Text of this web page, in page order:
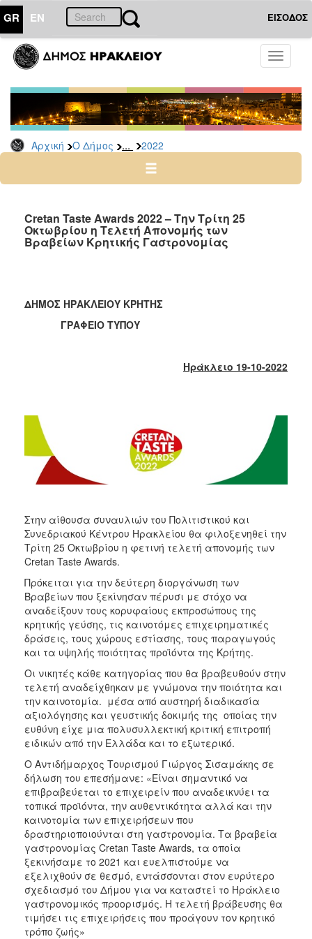
GR EN ΕΙΣΟΔΟΣ
Toggle
Αρχική Ο Δήμος ... 2022
ΔΗΜΟΣ
Δελτία
Τύπου
Αρχείο
2026
2024
2022
2021
2010
2006
ΤΟΠΟΣ
ΠΟΛΙΤΙΣΜΟΣ
ΑΝΘΕΚΤΙΚΗ
ΠΟΛΗ
Cretan Taste Awards 2022 – Την Τρίτη 25
Οκτωβρίου η Τελετή Απονομής των
Βραβείων Κρητικής Γαστρονομίας
ΔΗΜΟΣ ΗΡΑΚΛΕΙΟΥ ΚΡΗΤΗΣ
ΓΡΑΦΕΙΟ ΤΥΠΟΥ
Ηράκλειο 19-10-2022
Στην αίθουσα συναυλιών του Πολιτιστικού και
Συνεδριακού Κέντρου Ηρακλείου θα φιλοξενηθεί την
Τρίτη 25 Οκτωβρίου η φετινή τελετή απονομής των
Cretan Taste Awards.
Πρόκειται για την δεύτερη διοργάνωση των
Βραβείων που ξεκίνησαν πέρυσι με στόχο να
αναδείξουν τους κορυφαίους εκπροσώπους της
κρητικής γεύσης, τις καινοτόμες επιχειρηματικές
δράσεις, τους χώρους εστίασης, τους παραγωγούς
και τα υψηλής ποιότητας προϊόντα της Κρήτης.
Οι νικητές κάθε κατηγορίας που θα βραβευθούν στην
τελετή αναδείχθηκαν με γνώμονα την ποιότητα και
την καινοτομία. μέσα από αυστηρή διαδικασία
αξιολόγησης και γευστικής δοκιμής της οποίας την
ευθύνη είχε μια πολυσυλλεκτική κριτική επιτροπή
ειδικών από την Ελλάδα και το εξωτερικό.
O Αντιδήμαρχος Τουρισμού Γιώργος Σισαμάκης σε
δήλωση του επεσήμανε: «Είναι σημαντικό να
επιβραβεύεται το επιχειρείν που αναδεικνύει τα
τοπικά προϊόντα, την αυθεντικότητα αλλά και την
καινοτομία των επιχειρήσεων που
δραστηριοποιούνται στη γαστρονομία. Τα βραβεία
γαστρονομίας Cretan Taste Awards, τα οποία
ξεκινήσαμε το 2021 και ευελπιστούμε να
εξελιχθούν σε θεσμό, εντάσσονται στον ευρύτερο
σχεδιασμό του Δήμου για να καταστεί το Ηράκλειο
γαστρονομικός προορισμός. Η τελετή βράβευσης θα
τιμήσει τις επιχειρήσεις που προάγουν τον κρητικό
τρόπο ζωής»